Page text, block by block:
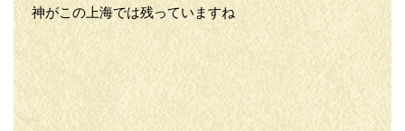
神がこの上海では残っていますね